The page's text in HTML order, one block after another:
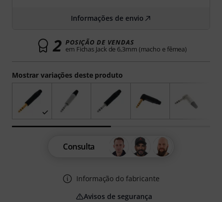
Mostrar variações deste produto
Informações de envio
2 POSIÇÃO DE VENDAS
em Fichas Jack de 6,3mm (macho e fêmea)
Consulta
Informação do fabricante
Avisos de segurança